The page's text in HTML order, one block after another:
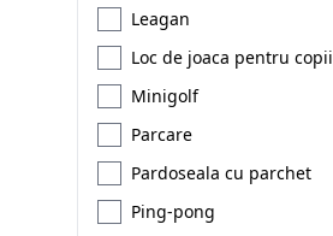
Leagan
Loc de joaca pentru copii
Minigolf
Parcare
Pardoseala cu parchet
Ping-pong